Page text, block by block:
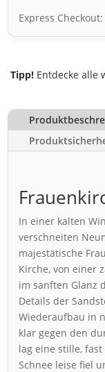
Express Checkout:
Tipp! Entdecke alle
In einer kalten
verschneiten
majestätische
Kirche, von einer
im sanften Glanz
Details der
Wiederaufbau in
klar gegen den
lag eine stille,
Schnee leise fiel